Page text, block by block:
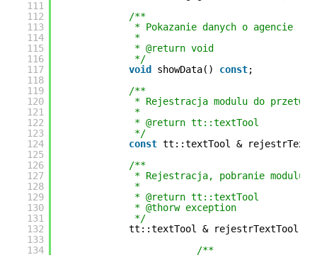
111
112
113
114
115
116
117
118
119
120
121
122
123
124
125
126
127
128
129
130
131
132
133
134
/**
* Pokazanie danych o agencie
*
* @return void
*/
void
showData() const;
/**
* Rejestracja modulu do
*
* @return tt::textTool
*/
const tt::textTool &
/**
* Rejestracja, pobranie modulu
*
* @return tt::textTool
* @thorw exception
*/
tt::textTool & rejestrTextTool()
/**